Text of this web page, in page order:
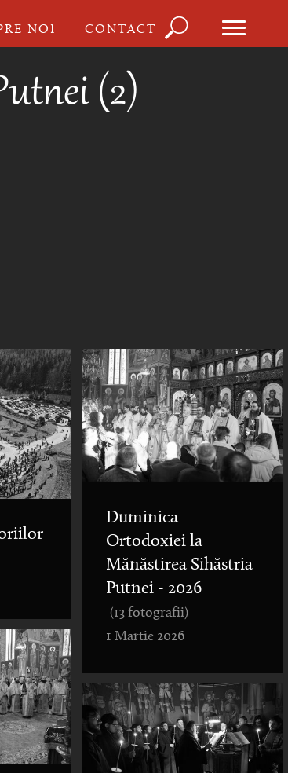
NOI CONTACT
(2)
Duminica
Ortodoxiei la
Mănăstirea Sihăstria
Putnei - 2026
(13 fotografii)
1 Martie 2026